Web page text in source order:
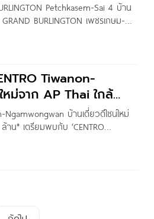
Petchkasem-Sai 4 บ้าน
BURLINGTON เพชรเกษม-
รใหม่จาก Siam Masterpiece
ทธมณฑลสาย 4
Tiwanon-
ม่จาก AP Thai ใกล้
บ้านเดี่ยวดีไซน์ใหม่
าน* เตรียมพบกับ ‘CENTRO
Thai ฟังก์ชันครบสำหรับครอบครัว บน
านบาท* (ก.ค. 69) ข้อมูลโครงการ